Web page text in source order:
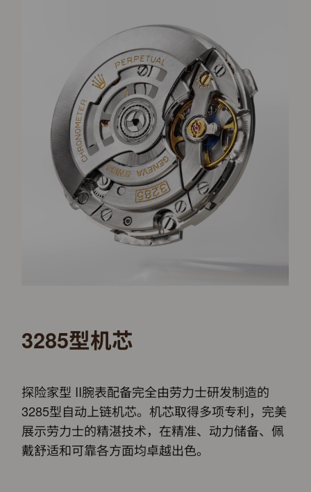
3285型机芯
探险家型 II腕表配备完全由劳力士研发制造的
3285型自动上链机芯。机芯取得多项专利，完美
展示劳力士的精湛技术，在精准、动力储备、佩
戴舒适和可靠各方面均卓越出色。